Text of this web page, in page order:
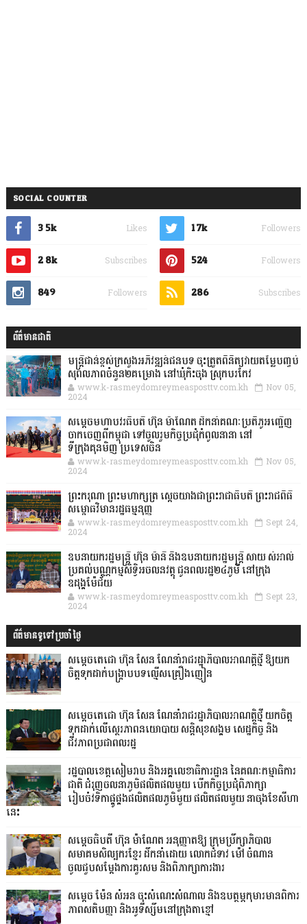
SOCIAL COUNTER
3.5k Likes 1.7k Followers
2.8k Subscribes 524 Followers
849 Followers 286 Subscribes
ព័ត៌មានជាតិ
មន្ត្រីជាន់ខ្ពស់ក្រសួងអភិវឌ្ឍន៍ជនបទ ចុះត្រួតពិនិត្យវាយតម្លៃបញ្ចប់
សុពលភាពចំនួន២គម្រោង នៅឃុំកិះចុង ស្រុកបរកែវ
www.k-rasmeydomreymeasposttv.com.kh Nov 05,
2024
សម្តេចមហាបវរធិបតី ហ៊ុន ម៉ាណែត ដឹកនាំគណៈប្រតិភូអញ្ជើញ
ចាកចេញពីកម្ពុជា ទៅចូលរួមកិច្ចប្រជុំកំពូលនានា នៅ
ទីក្រុងគុនមិញ ប្រទេសចិន
www.k-rasmeydomreymeasposttv.com.kh Nov 05,
2024
ព្រះករុណា ព្រះមហាក្សត្រ ស្តេចយាងជាព្រះរាជាធិបតី ព្រះរាជពិធី
សម្ពោធវិមានរដ្ឋធម្មនុញ្ញ
www.k-rasmeydomreymeasposttv.com.kh Sept 24,
2024
ឧបនាយករដ្ឋមន្ដ្រី ហ៊ុន ម៉ានី និងឧបនាយករដ្ឋមន្ដ្រី សាយ សំអាល់
ប្រគល់បណ្ណកម្មសិទ្ធិអចលនវត្ថុ ជូនពលរដ្ឋ២៤ភូមិ នៅក្រុង
ឧដុង្គម៉ែជ័យ
www.k-rasmeydomreymeasposttv.com.kh Sept 23,
2024
ព័ត៌មានទូទៅប្រចាំថ្ងៃ
សម្តេចតេជោ ហ៊ុន សែន ណែនាំរាជរដ្ឋាភិបាលអាណត្តិថ្មី ឱ្យយក
ចិត្តទុកដាក់បង្ក្រាបបទល្មើសគ្រឿងញៀន
សម្តេចតេជោ ហ៊ុន សែន ណែនាំរាជរដ្ឋាភិបាលអាណត្តិថ្មី យកចិត្ត
ទុកដាក់លើស្ថេរភាពនយោបាយ សន្តិសុខសង្គម សេដ្ឋកិច្ច និង
ជីវភាពប្រជាពលរដ្ឋ
រដ្ឋបាលខេត្តសៀមរាប និងអគ្គលេខាធិការដ្ឋាន នៃគណៈកម្មាធិការ
ជាតិ ជំរុញចលនាភូមិផលិតផលមួយ បើកកិច្ចប្រជុំពិភាក្សា
រៀបចំវទិកាផ្គូផ្គងផលិតផលភូមិមួយ ផលិតផលមួយ នាចុងខែសីហា
នេះ
សម្តេចធិបតី ហ៊ុន ម៉ាណែត អនុញ្ញាតឱ្យ ក្រុមប្រឹក្សាភិបាល
សមាគមសិល្បករខ្មែរ ដឹកនាំដោយ លោកជំទាវ ម៉ៅ ចំណាន
ចូលជួបសម្ដែងការគួរសម និងពិភាក្សាការងារ
សម្តេច ម៉ែន សំអន ចុះសំណេះសំណាល និងឧបត្ថម្ភកុមារមានពិការ
ភាពសតិបញ្ញា និងអូទីស្សឹមនៅក្រុងតាខ្មៅ